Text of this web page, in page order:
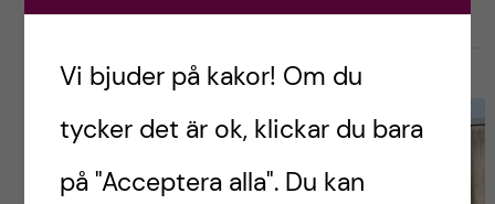
Vi bjuder på kakor! Om du
tycker det är ok, klickar du bara
på "Acceptera alla". Du kan